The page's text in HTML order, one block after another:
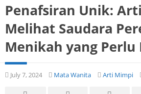
Penafsiran Unik:
Melihat Saudara
Menikah yang
July 7, 2024 Mata Wanita Arti Mimpi